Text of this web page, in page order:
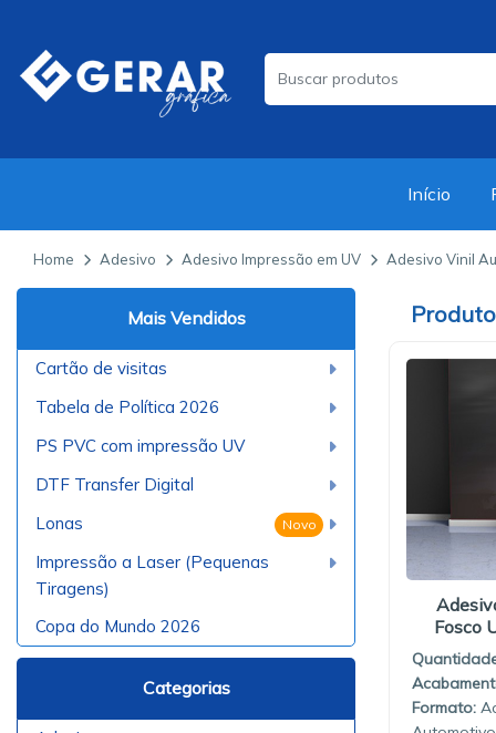
Início
Home Adesivo Adesivo Impressão em UV Adesivo Vinil
Mais Vendidos
Cartão de visitas
Tabela de Política 2026
PS PVC com impressão UV
DTF Transfer Digital
Novo
Lonas
Impressão a Laser (Pequenas
Tiragens)
Copa do Mundo 2026
Categorias
Fosco